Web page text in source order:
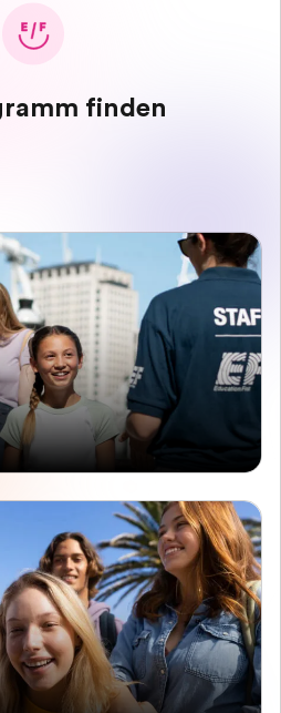
finden